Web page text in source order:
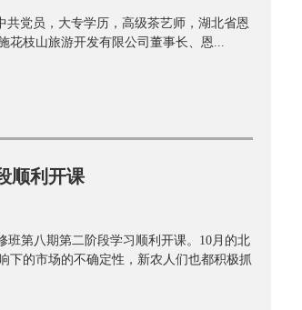
共党员，大专学历，高级茶艺师，湖北省恩
花枝山旅游开发有限公司董事长、恩...
顺利开课
班第八期第二阶段学习顺利开课。10月的北
下的市场的不确定性，新农人们也都积极抓